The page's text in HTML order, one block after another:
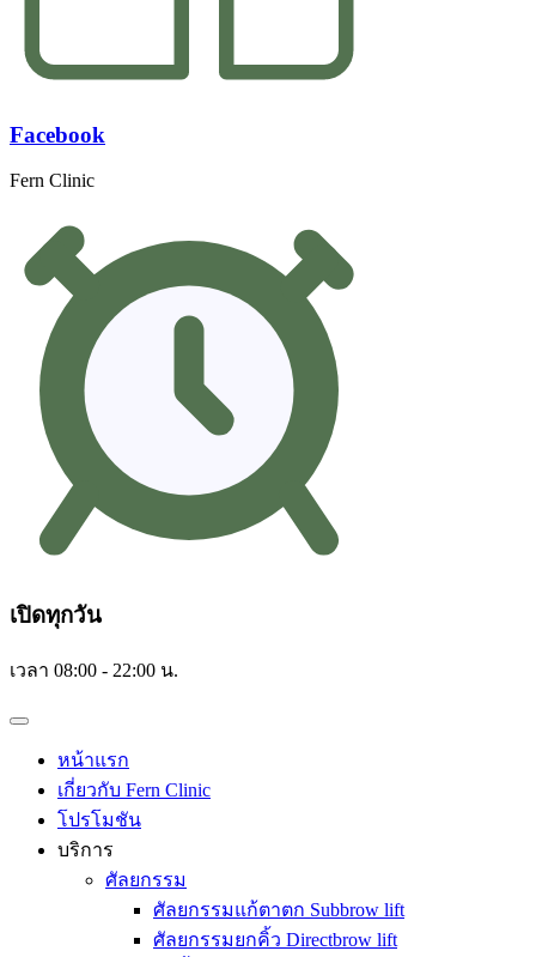
Facebook
Fern Clinic
เปิดทุกวัน
เวลา 08:00 - 22:00 น.
หน้าแรก
เกี่ยวกับ Fern Clinic
โปรโมชัน
บริการ
ศัลยกรรม
ศัลยกรรมแก้ตาตก Subbrow lift
ศัลยกรรมยกคิ้ว Directbrow lift